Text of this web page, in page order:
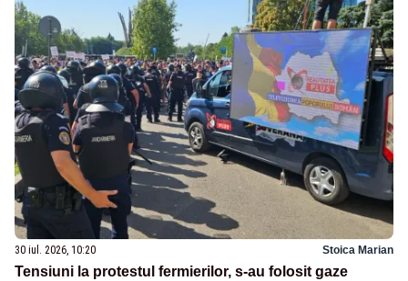
30 iul. 2026, 10:20 Stoica Marian
Tensiuni la protestul fermierilor, s-au folosit gaze